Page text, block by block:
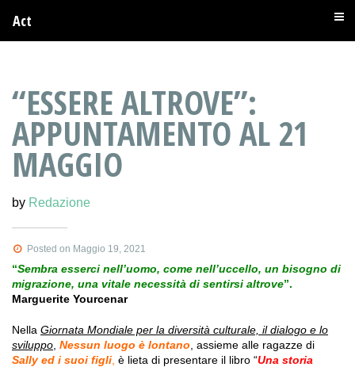
Act
“ESSERE ALTROVE”:
APPUNTAMENTO AL 21
MAGGIO
by Redazione
Posted on Maggio 19, 2021
“Sembra esserci nell’uomo, come nell’uccello, un bisogno di
migrazione, una vitale necessità di sentirsi altrove”.
Marguerite Yourcenar
Nella Giornata Mondiale per la diversità culturale, il dialogo e lo
sviluppo Nessun luogo è lontano , assieme alle ragazze di
Sally ed i suoi figli è lieta di presentare il libro “Una storia